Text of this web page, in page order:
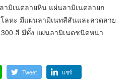
ามิเนตลายหิน แผ่นลามิเนตลายก
ลหะ มีแผ่นลามิเนทสีสันและลวดลาย
300 สี มีทั้ง แผ่นลามิเนตชนิดหน่า
Tweet แชร์